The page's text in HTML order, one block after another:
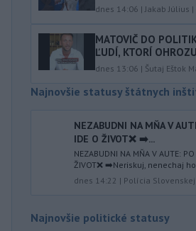
dnes 14:06 |Jakab Július |
MATOVIČ DO
ĽUDÍ, KTORÍ
dnes 13:06 | Šutaj Eštok
Najnovšie statusy štátnych
NEZABUDNI NA MŇA V
IDE O ŽIVOT❌ ➡️...
NEZABUDNI NA MŇA V AUTE:
ŽIVOT❌ ➡️Neriskuj, nenechaj
dnes 14:22 | Polícia
Najnovšie politické statusy